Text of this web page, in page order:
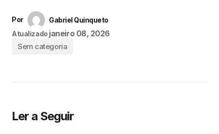
Por
Gabriel Quinqueto
Atualizado janeiro 08, 2026
Sem categoria
Ler a Seguir